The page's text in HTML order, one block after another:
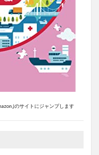
｣のサイトにジャンプします